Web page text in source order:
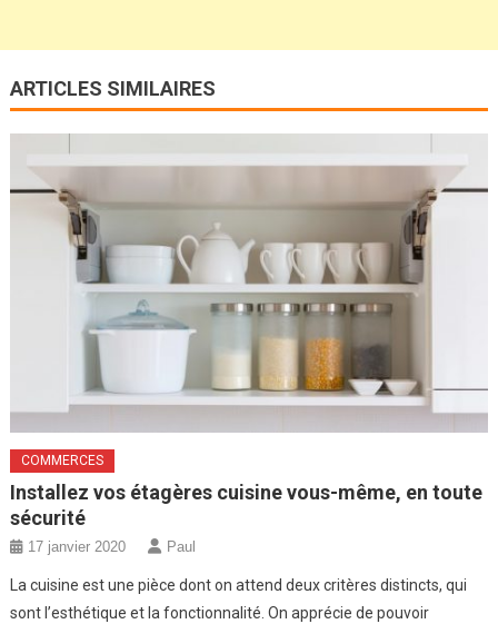
ARTICLES SIMILAIRES
COMMERCES
Installez vos étagères cuisine vous-même, en toute
sécurité
17 janvier 2020 Paul
La cuisine est une pièce dont on attend deux critères distincts, qui
sont l’esthétique et la fonctionnalité. On apprécie de pouvoir